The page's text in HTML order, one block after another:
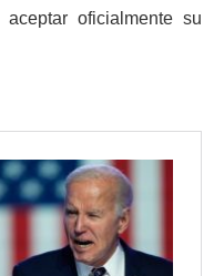
oficialmente su